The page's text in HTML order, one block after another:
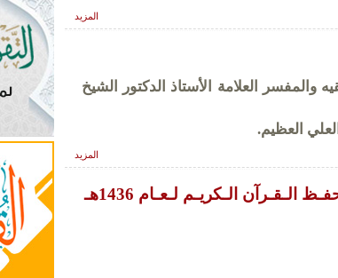
المزيد
والمفسر العلامة الأستاذ الدكتور الشيخ
العلي العظيم.
المزيد
الـكريـم لـعـام 1436هـ